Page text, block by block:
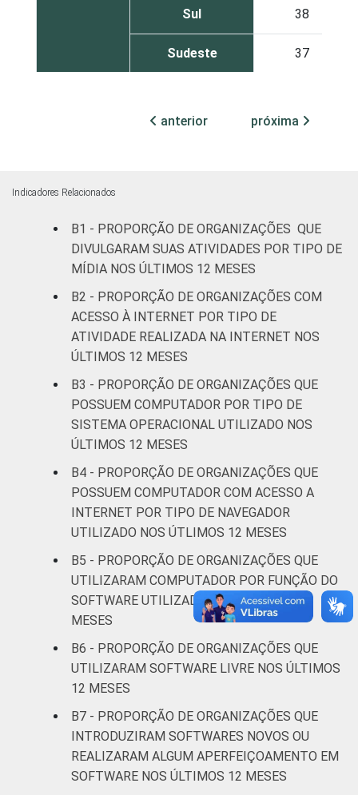
Sul 38
Sudeste 37
Cultura e
recreação
28
Educação, e
Pesquisa
35
Desenvolvimento
e Defesa de
Direitos
Religião 31
assistência
social
44
Outros
* Base: 2181 organizações sem fins
lucrativos que declararam utilizar celulares
corporativos. Respostas estimuladas. Cada
item apresentado se refere apenas aos
resultados da alternativa "sim". Dados
coletados entre outubro de 2013 e abril de
2014.
Fonte: NIC.br - out 2013 / abr 2014
anterior próxima
Indicadores Relacionados
B1 - PROPORÇÃO DE ORGANIZAÇÕES QUE
DIVULGARAM SUAS ATIVIDADES POR TIPO DE
MÍDIA NOS ÚLTIMOS 12 MESES
B2 - PROPORÇÃO DE ORGANIZAÇÕES COM
ACESSO À INTERNET POR TIPO DE
ATIVIDADE REALIZADA NA INTERNET NOS
ÚLTIMOS 12 MESES
B3 - PROPORÇÃO DE ORGANIZAÇÕES QUE
POSSUEM COMPUTADOR POR TIPO DE
SISTEMA OPERACIONAL UTILIZADO NOS
ÚLTIMOS 12 MESES
B4 - PROPORÇÃO DE ORGANIZAÇÕES QUE
POSSUEM COMPUTADOR COM ACESSO A
INTERNET POR TIPO DE NAVEGADOR
UTILIZADO NOS ÚTLIMOS 12 MESES
B5 - PROPORÇÃO DE ORGANIZAÇÕES QUE
UTILIZARAM COMPUTADOR POR FUNÇÃO DO
SOFTWARE UTILIZADO NOS ÚLTIMOS 12
MESES
B6 - PROPORÇÃO DE ORGANIZAÇÕES QUE
UTILIZARAM SOFTWARE LIVRE NOS ÚLTIMOS
12 MESES
B7 - PROPORÇÃO DE ORGANIZAÇÕES QUE
INTRODUZIRAM SOFTWARES NOVOS OU
REALIZARAM ALGUM APERFEIÇOAMENTO EM
SOFTWARE NOS ÚLTIMOS 12 MESES